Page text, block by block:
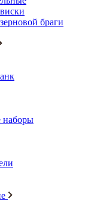
браги
наборы